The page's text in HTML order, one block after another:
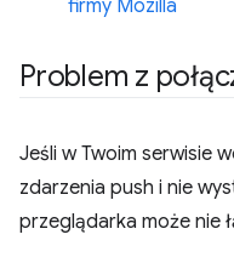
firmy Mozilla
Problem z
Jeśli w Twoim serwisie
zdarzenia push i nie
przeglądarka może nie